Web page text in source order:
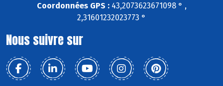
Coordonnées GPS :43,2073623671098 ° ,
2,31601232023773 °
Nous suivre sur